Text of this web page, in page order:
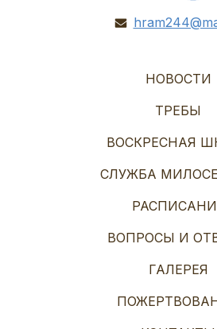
НОВОСТИ
ТРЕБЫ
ВОСКРЕСНАЯ
СЛУЖБА
ВОПРОСЫ И
ГАЛЕРЕЯ